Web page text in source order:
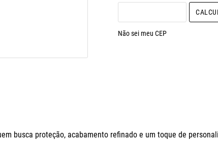
Não sei meu CEP
busca proteção, acabamento refinado e um toque de